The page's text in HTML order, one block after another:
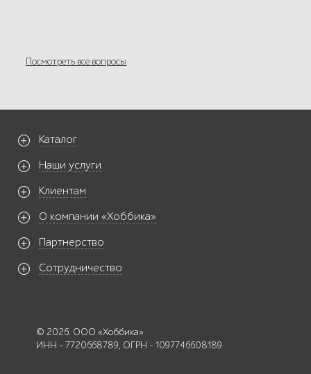
Посмотреть все вопросы
Каталог
Наши услуги
Клиентам
О компании «Хоббика»
Партнерство
Сотрудничество
© 2026. ООО «Хоббика»
ИНН - 7720668789, ОГРН - 1097746608189